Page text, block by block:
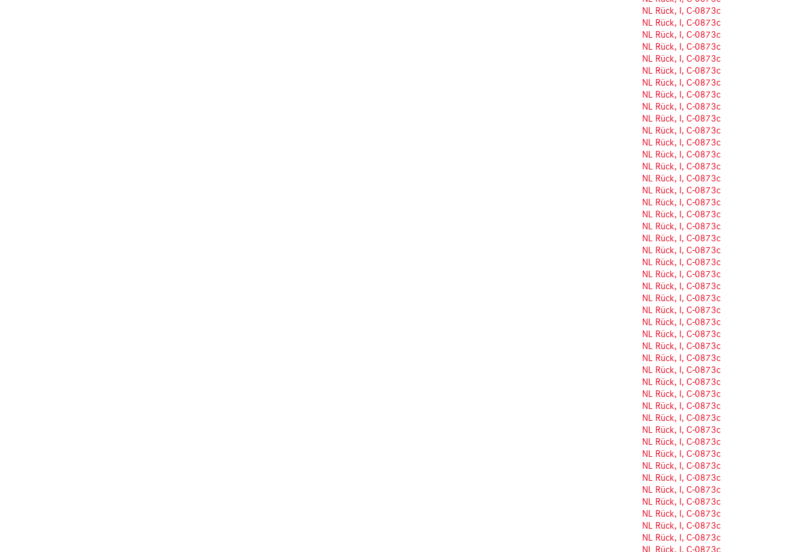
NL Rück, I, C-0873c
NL Rück, I, C-0873c
NL Rück, I, C-0873c
NL Rück, I, C-0873c
NL Rück, I, C-0873c
NL Rück, I, C-0873c
NL Rück, I, C-0873c
NL Rück, I, C-0873c
NL Rück, I, C-0873c
NL Rück, I, C-0873c
NL Rück, I, C-0873c
NL Rück, I, C-0873c
NL Rück, I, C-0873c
NL Rück, I, C-0873c
NL Rück, I, C-0873c
NL Rück, I, C-0873c
NL Rück, I, C-0873c
NL Rück, I, C-0873c
NL Rück, I, C-0873c
NL Rück, I, C-0873c
NL Rück, I, C-0873c
NL Rück, I, C-0873c
NL Rück, I, C-0873c
NL Rück, I, C-0873c
NL Rück, I, C-0873c
NL Rück, I, C-0873c
NL Rück, I, C-0873c
NL Rück, I, C-0873c
NL Rück, I, C-0873c
NL Rück, I, C-0873c
NL Rück, I, C-0873c
NL Rück, I, C-0873c
NL Rück, I, C-0873c
NL Rück, I, C-0873c
NL Rück, I, C-0873c
NL Rück, I, C-0873c
NL Rück, I, C-0873c
NL Rück, I, C-0873c
NL Rück, I, C-0873c
NL Rück, I, C-0873c
NL Rück, I, C-0873c
NL Rück, I, C-0873c
NL Rück, I, C-0873c
NL Rück, I, C-0873c
NL Rück, I, C-0873c
NL Rück, I, C-0873c